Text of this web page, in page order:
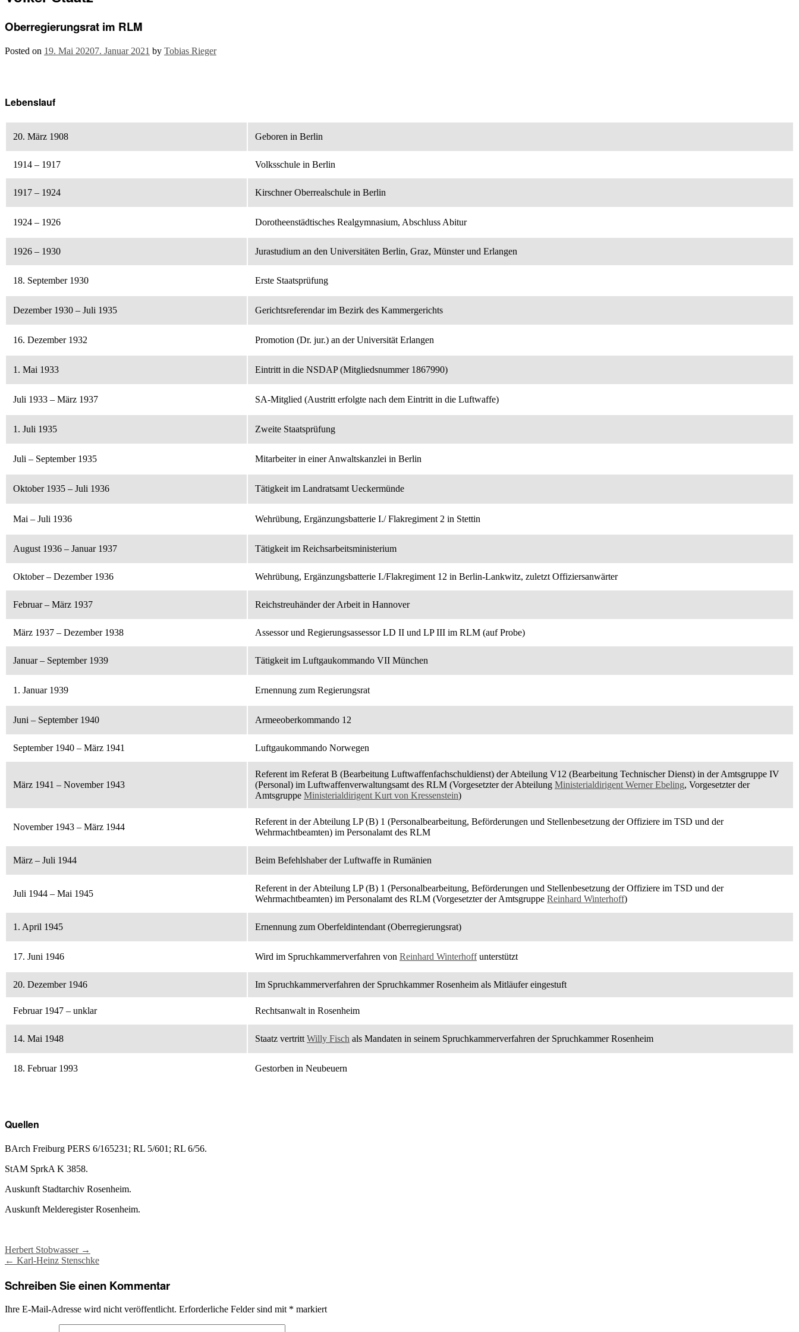
Oberregierungsrat im RLM
Posted on 19. Mai 20207. Januar 2021 by Tobias Rieger
Lebenslauf
20. März 1908 Geboren in Berlin
1914 – 1917 Volksschule in Berlin
1917 – 1924 Kirschner Oberrealschule in Berlin
1924 – 1926 Dorotheenstädtisches Realgymnasium, Abschluss Abitur
1926 – 1930 Jurastudium an den Universitäten Berlin, Graz, Münster und Erlangen
18. September 1930 Erste Staatsprüfung
Dezember 1930 – Juli 1935 Gerichtsreferendar im Bezirk des Kammergerichts
16. Dezember 1932 Promotion (Dr. jur.) an der Universität Erlangen
1. Mai 1933 Eintritt in die NSDAP (Mitgliedsnummer 1867990)
Juli 1933 – März 1937 SA-Mitglied (Austritt erfolgte nach dem Eintritt in die Luftwaffe)
1. Juli 1935 Zweite Staatsprüfung
Juli – September 1935 Mitarbeiter in einer Anwaltskanzlei in Berlin
Oktober 1935 – Juli 1936 Tätigkeit im Landratsamt Ueckermünde
Mai – Juli 1936 Wehrübung, Ergänzungsbatterie I./ Flakregiment 2 in Stettin
August 1936 – Januar 1937 Tätigkeit im Reichsarbeitsministerium
Oktober – Dezember 1936 Wehrübung, Ergänzungsbatterie I./Flakregiment 12 in Berlin-Lankwitz, zuletzt Offiziersanwärter
Februar – März 1937 Reichstreuhänder der Arbeit in Hannover
März 1937 – Dezember 1938 Assessor und Regierungsassessor LD II und LP III im RLM (auf Probe)
Januar – September 1939 Tätigkeit im Luftgaukommando VII München
1. Januar 1939 Ernennung zum Regierungsrat
Juni – September 1940 Armeeoberkommando 12
September 1940 – März 1941 Luftgaukommando Norwegen
März 1941 – November 1943
Referent im Referat B (Bearbeitung Luftwaffenfachschuldienst) der Abteilung V12 (Bearbeitung Technischer Dienst) in der Amtsgruppe IV
(Personal) im Luftwaffenverwaltungsamt des RLM (Vorgesetzter der Abteilung Ministerialdirigent Werner Ebeling, Vorgesetzter der
Amtsgruppe Ministerialdirigent Kurt von Kressenstein)
November 1943 – März 1944
Referent in der Abteilung LP (B) 1 (Personalbearbeitung, Beförderungen und Stellenbesetzung der Offiziere im TSD und der
Wehrmachtbeamten) im Personalamt des RLM
März – Juli 1944 Beim Befehlshaber der Luftwaffe in Rumänien
Juli 1944 – Mai 1945
Referent in der Abteilung LP (B) 1 (Personalbearbeitung, Beförderungen und Stellenbesetzung der Offiziere im TSD und der
Wehrmachtbeamten) im Personalamt des RLM (Vorgesetzter der Amtsgruppe Reinhard Winterhoff)
1. April 1945 Ernennung zum Oberfeldintendant (Oberregierungsrat)
17. Juni 1946 Wird im Spruchkammerverfahren von Reinhard Winterhoffunterstützt
20. Dezember 1946 Im Spruchkammerverfahren der Spruchkammer Rosenheim als Mitläufer eingestuft
Februar 1947 – unklar Rechtsanwalt in Rosenheim
14. Mai 1948 Staatz vertritt Willy Fisch als Mandaten in seinem Spruchkammerverfahren der Spruchkammer Rosenheim
18. Februar 1993 Gestorben in Neubeuern
Quellen
BArch Freiburg PERS 6/165231; RL 5/601; RL 6/56.
StAM SprkA K 3858.
Auskunft Stadtarchiv Rosenheim.
Auskunft Melderegister Rosenheim.
Post
Herbert Stobwasser →
← Karl-Heinz Stenschke
Schreiben Sie einen Kommentar
Ihre E-Mail-Adresse wird nicht veröffentlicht. Erforderliche Felder sind mit * markiert